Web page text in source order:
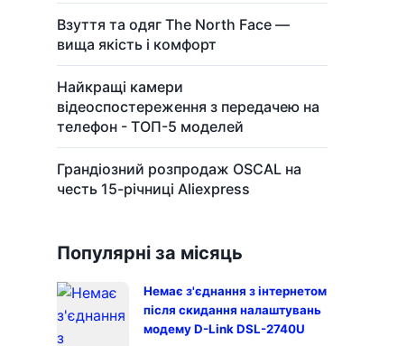
Взуття та одяг The North Face —
вища якість і комфорт
Найкращі камери
відеоспостереження з передачею на
телефон - ТОП-5 моделей
Грандіозний розпродаж OSCAL на
честь 15-річниці Aliexpress
Популярні за місяць
Немає з'єднання з інтернетом
після скидання налаштувань
модему D-Link DSL-2740U